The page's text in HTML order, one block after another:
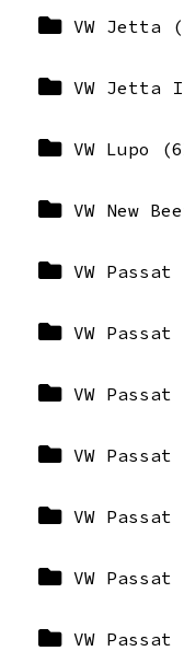
VW Jetta
VW Jetta
VW Lupo
VW New
VW
VW
VW Passat
VW Passat
VW Passat
VW Passat
VW Passat